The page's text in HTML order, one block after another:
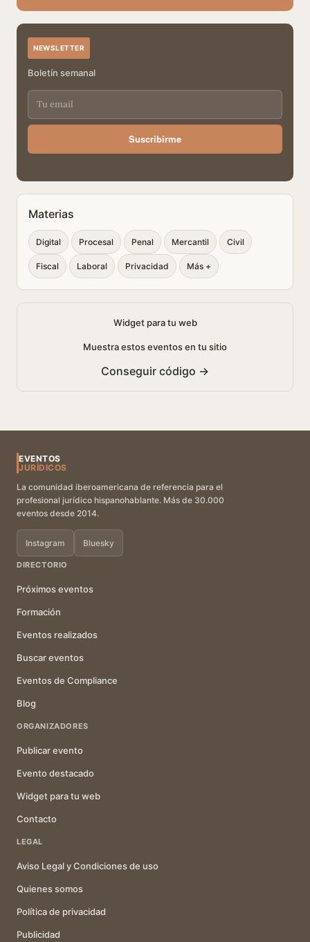
NEWSLETTER
Boletín semanal
Suscribirme
Materias
Digital Procesal Penal Mercantil Civil
Fiscal Laboral Privacidad Más +
Widget para tu web
Muestra estos eventos en tu sitio
Conseguir código →
EVENTOS
JURÍDICOS
La comunidad iberoamericana de referencia para el
profesional jurídico hispanohablante. Más de 30.000
eventos desde 2014.
Instagram Bluesky
DIRECTORIO
Próximos eventos
Formación
Eventos realizados
Buscar eventos
Eventos de Compliance
Blog
ORGANIZADORES
Publicar evento
Evento destacado
Widget para tu web
Contacto
LEGAL
Aviso Legal y Condiciones de uso
Quienes somos
Política de privacidad
Publicidad